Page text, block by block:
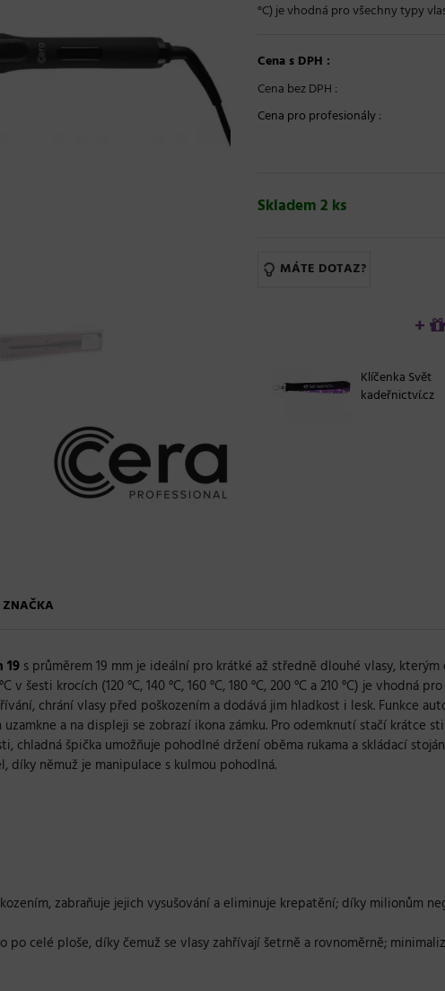
°C) je vhodná pro všechny typy
Cena s DPH :
Cena bez DPH :
Cena pro profesionály:
Skladem 2 ks
MÁTE DOTAZ?
+
Klíčenka Svět
kadeřnictví.cz
ZNAČKA
19 s průměrem 19 mm je ideální pro krátké až středně dlouhé vlasy,
šesti krocích (120 °C, 140 °C, 160 °C, 180 °C, 200 °C a 210 °C) je
chrání vlasy před poškozením a dodává jim hladkost i lesk. Funkce
a na displeji se zobrazí ikona zámku. Pro odemknutí stačí krátce
chladná špička umožňuje pohodlné držení oběma rukama a skládací
němuž je manipulace s kulmou pohodlná.
zabraňuje jejich vysušování a eliminuje krepatění; díky milionům
celé ploše, díky čemuž se vlasy zahřívají šetrně a rovnoměrně;